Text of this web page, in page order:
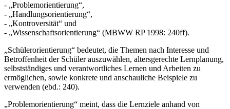
- „Problemorientierung“,
- „Handlungsorientierung“,
- „Kontroversität“ und
- „Wissenschaftsorientierung“ (MBWW RP 1998: 240ff).
„Schülerorientierung“ bedeutet, die Themen nach Interesse und
Betroffenheit der Schüler auszuwählen, altersgerechte Lernplanung,
selbstständiges und verantwortliches Lernen und Arbeiten zu
ermöglichen, sowie konkrete und anschauliche Beispiele zu
verwenden (ebd.: 240).
„Problemorientierung“ meint, dass die Lernziele anhand von